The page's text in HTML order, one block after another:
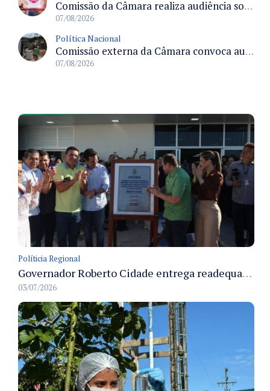
Comissão da Câmara realiza audiência sobre apostas online para medir o tamanho do mercado ilegal
07/08/2026
Política Nacional
Comissão externa da Câmara convoca audiência pública sobre chuvas na Zona da Mata de Minas Gerais e impactos em Juiz de Fora
07/08/2026
Políticia Regional
Governador Roberto Cidade entrega readequação do ambulatório da FCecon e amplia capacidade de atendimento oncológico em Manaus
03/07/2026